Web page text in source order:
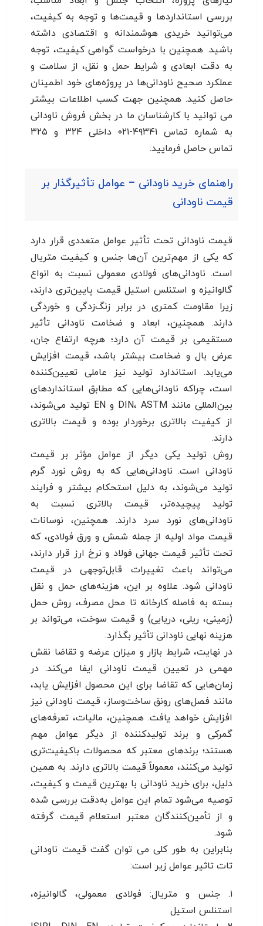
بررسی استانداردها و قیمت‌ها و توجه به کیفیت،
می‌توانید خریدی هوشمندانه و اقتصادی داشته
باشید. همچنین با درخواست گواهی کیفیت، توجه
به دقت ابعادی و شرایط حمل و نقل، از سلامت و
عملکرد صحیح ناودانی‌ها در پروژه‌های خود اطمینان
حاصل کنید. همچنین جهت کسب اطلاعات بیشتر
می توانید با کارشناسان ما در بخش فروش ناودانی
به شماره تماس ۴۹۳۴۱-۰۲۱ داخلی ۳۲۴ و ۳۲۵
تماس حاصل فرمایید.
راهنمای خرید ناودانی – عوامل تأثیرگذار بر
قیمت ناودانی
قیمت ناودانی تحت تأثیر عوامل متعددی قرار دارد
که یکی از مهم‌ترین آن‌ها جنس و کیفیت متریال
است. ناودانی‌های فولادی معمولی نسبت به انواع
گالوانیزه و استنلس استیل قیمت پایین‌تری دارند،
زیرا مقاومت کمتری در برابر زنگ‌زدگی و خوردگی
دارند. همچنین، ابعاد و ضخامت ناودانی تأثیر
مستقیمی بر قیمت آن دارد؛ هرچه ارتفاع جان،
عرض بال و ضخامت بیشتر باشد، قیمت افزایش
می‌یابد. استاندارد تولید نیز عاملی تعیین‌کننده
است، چراکه ناودانی‌هایی که مطابق استانداردهای
بین‌المللی مانند DIN، ASTM و EN تولید می‌شوند،
از کیفیت بالاتری برخوردار بوده و قیمت بالاتری
دارند.
روش تولید یکی دیگر از عوامل مؤثر بر قیمت
ناودانی است. ناودانی‌هایی که به روش نورد گرم
تولید می‌شوند، به دلیل استحکام بیشتر و فرایند
تولید پیچیده‌تر، قیمت بالاتری نسبت به
ناودانی‌های نورد سرد دارند. همچنین، نوسانات
قیمت مواد اولیه از جمله شمش و ورق فولادی، که
تحت تأثیر قیمت جهانی فولاد و نرخ ارز قرار دارند،
می‌تواند باعث تغییرات قابل‌توجهی در قیمت
ناودانی شود. علاوه بر این، هزینه‌های حمل و نقل
بسته به فاصله کارخانه تا محل مصرف، روش حمل
(زمینی، ریلی، دریایی) و قیمت سوخت، می‌تواند بر
هزینه نهایی ناودانی تأثیر بگذارد.
در نهایت، شرایط بازار و میزان عرضه و تقاضا نقش
مهمی در تعیین قیمت ناودانی ایفا می‌کند. در
زمان‌هایی که تقاضا برای این محصول افزایش یابد،
مانند فصل‌های رونق ساخت‌وساز، قیمت ناودانی نیز
افزایش خواهد یافت. همچنین، مالیات، تعرفه‌های
گمرکی و برند تولیدکننده از دیگر عوامل مهم
هستند؛ برندهای معتبر که محصولات باکیفیت‌تری
تولید می‌کنند، معمولاً قیمت بالاتری دارند. به همین
دلیل، برای خرید ناودانی با بهترین قیمت و کیفیت،
توصیه می‌شود تمام این عوامل به‌دقت بررسی شده
و از تأمین‌کنندگان معتبر استعلام قیمت گرفته
شود.
بنابراین به طور کلی می توان گفت قیمت ناودانی
تات تاثیر عوامل زیر است:
۱. جنس و متریال: فولادی معمولی، گالوانیزه،
استنلس استیل